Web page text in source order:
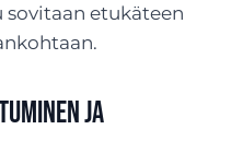
sovitaan etukäteen
ja